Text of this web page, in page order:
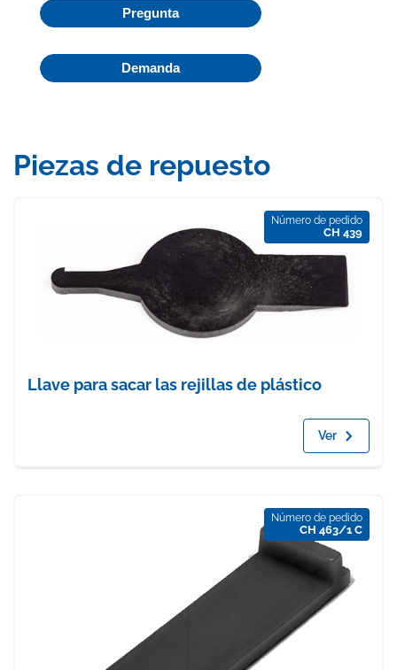
Pregunta
Demanda
Piezas de repuesto
Número de pedido
CH 439
Llave para sacar las rejillas de plástico
Ver
Número de pedido
CH 463/1 C